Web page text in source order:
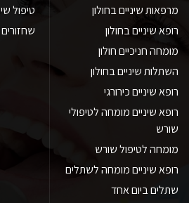
מרפאות שיניים בחולון
רופא שיניים בחולון
מומחה חניכיים חולון
השתלות שיניים בחולון
רופא שיניים כירורגי
רופא שיניים מומחה לטיפולי
שורש
מומחה לטיפול שורש
רופא שיניים מומחה לשתלים
שתלים ביום אחד
טיפול